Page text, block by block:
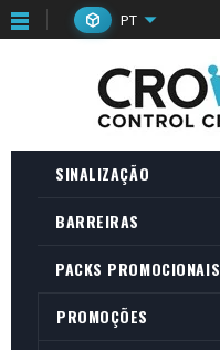
PT
SINALIZAÇÃO
BARREIRAS
PACKS PROMOCIONAIS
PROMOÇÕES